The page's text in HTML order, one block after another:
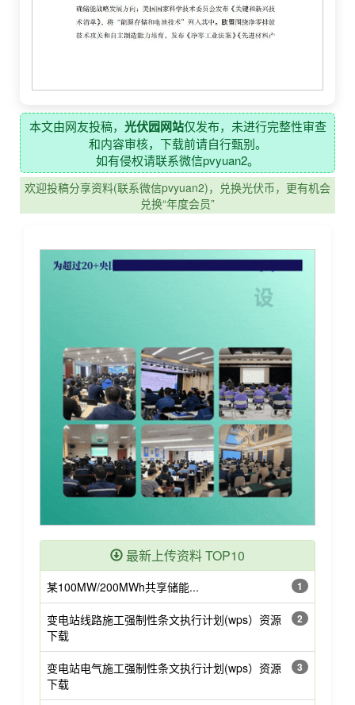
本文由网友投稿， 光伏园网站仅发布，未进行完整性审查
和内容审核，下载前请自行甄别。
如有侵权请联系微信pvyuan2。
欢迎投稿分享资料(联系微信pvyuan2)，兑换光伏币，更有机会
兑换“年度会员”
最新上传资料 TOP10
1
某100MW/200MWh共享储能...
2
变电站线路施工强制性条文执行计划(wps）资源
下载
3
变电站电气施工强制性条文执行计划(wps）资源
下载